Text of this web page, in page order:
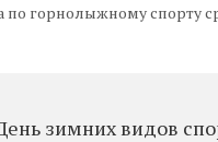
горнолыжному спорту
зимних видов